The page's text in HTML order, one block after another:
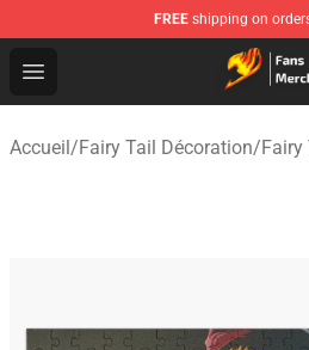
FREE shipping on
Open menu
Fairy Tail Store - Official
Accueil/Fairy Tail Décoration/Fairy